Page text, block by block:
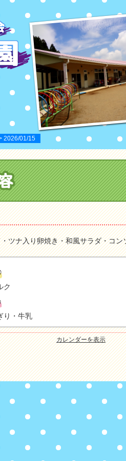
2026/01/15
ツナ入り卵焼き・和風サラダ・コ
ク
り・牛乳
カレンダーを表示